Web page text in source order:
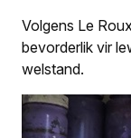
Volgens Le
bevorderlik vir
welstand.